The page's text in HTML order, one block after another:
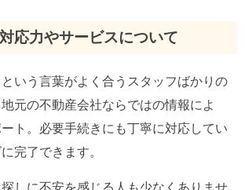
応力やサービスについて
という言葉がよく合うスタッフばかりの
元の不動産会社ならではの情報によ
ト。必要手続きにも丁寧に対応してい
完了できます。
しに不安を感じる人も少なくありませ